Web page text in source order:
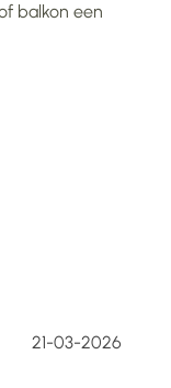
balkon een
21-03-2026